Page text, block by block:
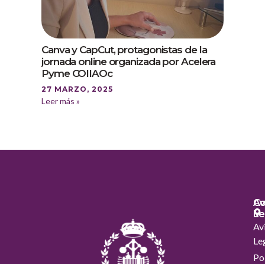
Canva y CapCut, protagonistas de la
jornada online organizada por Acelera
Pyme COIIAOc
27 MARZO, 2025
Leer más »